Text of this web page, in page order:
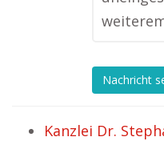
Nachricht
Kanzlei Dr.